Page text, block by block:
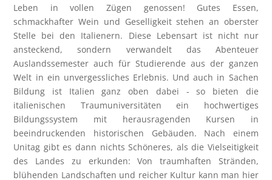
Leben in vollen Zügen genossen! Gutes Essen,
schmackhafter Wein und Geselligkeit stehen an oberster
Stelle bei den Italienern. Diese Lebensart ist nicht nur
ansteckend, sondern verwandelt das Abenteuer
Auslandssemester auch für Studierende aus der ganzen
Welt in ein unvergessliches Erlebnis. Und auch in Sachen
Bildung ist Italien ganz oben dabei - so bieten die
italienischen Traumuniversitäten ein hochwertiges
Bildungssystem mit herausragenden Kursen in
beeindruckenden historischen Gebäuden. Nach einem
Unitag gibt es dann nichts Schöneres, als die Vielseitigkeit
des Landes zu erkunden: Von traumhaften Stränden,
blühenden Landschaften und reicher Kultur kann man hier